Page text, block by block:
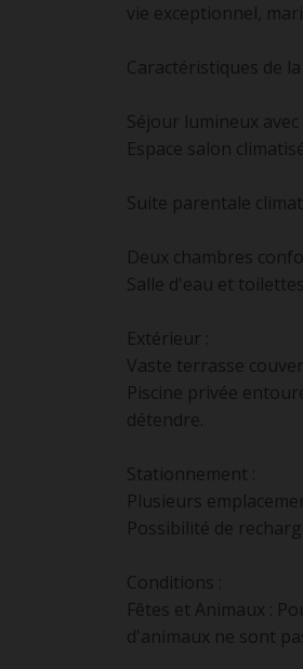
vie exceptionnel,
Caractéristiques de la
Séjour lumineux
Espace salon
Suite parentale
Deux chambres
Salle d'eau et
Extérieur :
Vaste terrasse
Piscine privée
détendre.
Stationnement :
Plusieurs
Possibilité de
Conditions :
Fêtes et Animaux :
d'animaux ne sont